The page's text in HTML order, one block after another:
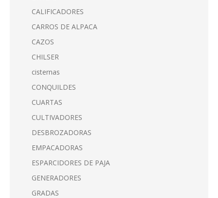
CALIFICADORES
CARROS DE ALPACA
CAZOS
CHILSER
cisternas
CONQUILDES
CUARTAS
CULTIVADORES
DESBROZADORAS
EMPACADORAS
ESPARCIDORES DE PAJA
GENERADORES
GRADAS